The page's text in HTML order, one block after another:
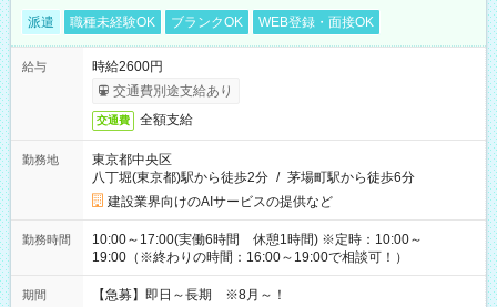
派遣 職種未経験OK ブランクOK WEB登録・面接OK
給与
時給2600円
交通費別途支給あり
交通費 全額支給
勤務地
東京都中央区
八丁堀(東京都)駅から徒歩2分 / 茅場町駅から徒歩6分
建設業界向けのAIサービスの提供など
勤務時間
10:00～17:00(実働6時間 休憩1時間) ※定時：10:00～
19:00（※終わりの時間：16:00～19:00で相談可！）
期間 【急募】即日～長期 ※8月～！